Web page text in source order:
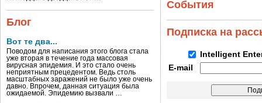
Блог
Вот те два...
Поводом для написания этого блога стала
уже вторая в течение года массовая
вирусная эпидемия. И это стало очень
неприятным прецедентом. Ведь столь
масштабных заражений не было уже очень
давно. Впрочем, данная ситуация была
ожидаемой. Эпидемию вызвали …
События
Подписка на
Intelligent
E-mail